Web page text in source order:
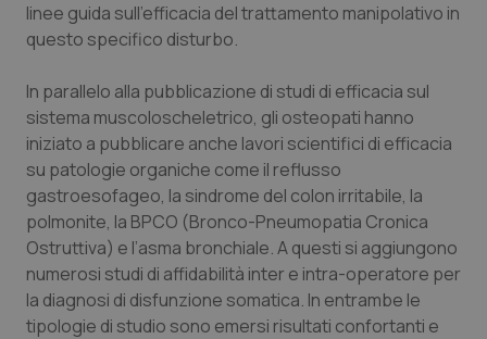
linee guida sull’efficacia del trattamento manipolativo in
questo specifico disturbo.
In parallelo alla pubblicazione di studi di efficacia sul
sistema muscoloscheletrico, gli osteopati hanno
iniziato a pubblicare anche lavori scientifici di efficacia
su patologie organiche come il reflusso
gastroesofageo, la sindrome del colon irritabile, la
polmonite, la BPCO (Bronco-Pneumopatia Cronica
Ostruttiva) e l’asma bronchiale. A questi si aggiungono
numerosi studi di affidabilità inter e intra-operatore per
la diagnosi di disfunzione somatica. In entrambe le
tipologie di studio sono emersi risultati confortanti e